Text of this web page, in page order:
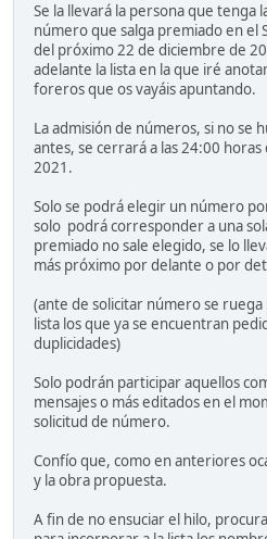
Se la llevará la persona que tenga
número que salga premiado en el
del próximo 22 de diciembre de
adelante la lista en la que iré
foreros que os vayáis apuntando.
La admisión de números, si no se
antes, se cerrará a las 24:00
2021.
Solo se podrá elegir un número
solo podrá corresponder a una
premiado no sale elegido, se lo
más próximo por delante o por
(ante de solicitar número se
lista los que ya se encuentran
duplicidades)
Solo podrán participar aquellos
mensajes o más editados en el
solicitud de número.
Confío que, como en anteriores
y la obra propuesta.
A fin de no ensuciar el hilo,